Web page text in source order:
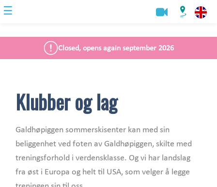
☰
Closed, opens again september 2026
Klubber og lag
Galdhøpiggen sommerskisenter kan med sin
beliggenhet ved foten av Galdhøpiggen, skilte med
treningsforhold i verdensklasse. Og vi har landslag
fra øst i Europa og helt til USA, som velger å legge